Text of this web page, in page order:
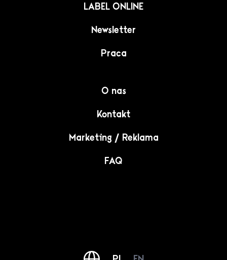
LABEL ONLINE
Newsletter
Praca
O nas
Kontakt
Marketing / Reklama
FAQ